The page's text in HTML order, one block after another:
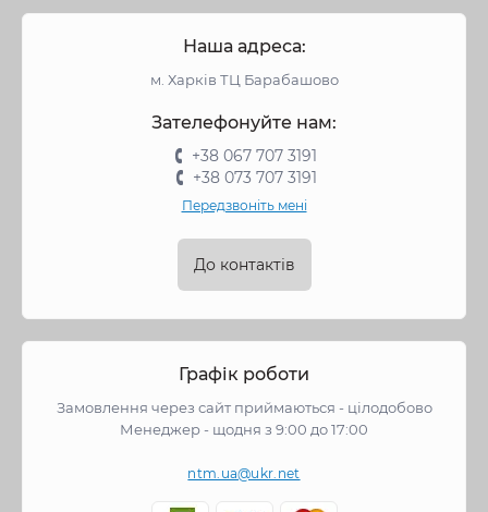
Наша адреса:
м. Харків ТЦ Барабашово
Зателефонуйте нам:
+38 067 707 3191
+38 073 707 3191
Передзвоніть мені
До контактів
Графік роботи
Замовлення через сайт приймаються - цілодобово
Менеджер - щодня з 9:00 до 17:00
ntm.ua@ukr.net